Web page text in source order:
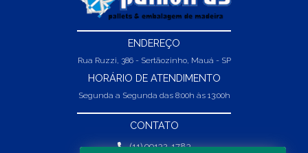
ENDEREÇO
Rua Ruzzi, 386 - Sertãozinho, Mauá - SP
HORÁRIO DE ATENDIMENTO
Segunda a Segunda das 8:00h às 13:00h
CONTATO
(11) 99132-1783